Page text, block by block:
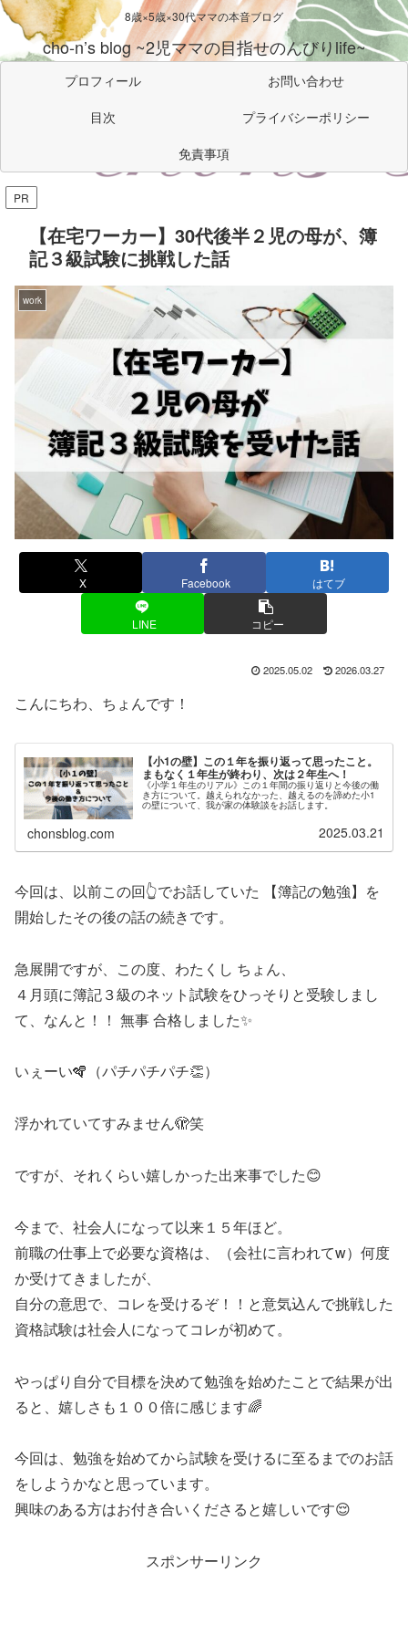
8歳×5歳×30代ママの本音ブログ
cho-n’s blog ~2児ママの目指せのんびりlife~
プロフィール
お問い合わせ
目次
プライバシーポリシー
免責事項
PR
【在宅ワーカー】30代後半２児の母が、簿
記３級試験に挑戦した話
work
X Facebook はてブ
LINE コピー
2025.05.02 2026.03.27
こんにちわ、ちょんです！
【小1の壁】この１年を振り返って思ったこと。
まもなく１年生が終わり、次は２年生へ！
《小学１年生のリアル》この１年間の振り返りと今後の働
き方について。越えられなかった、越えるのを諦めた小1
の壁について、我が家の体験談をお話します。
chonsblog.com 2025.03.21
今回は、以前この回👆でお話していた 【簿記の勉強】を
開始したその後の話の続きです。
急展開ですが、この度、わたくし ちょん、
４月頭に簿記３級のネット試験をひっそりと受験しまし
て、なんと！！ 無事 合格しました✨
いぇーい🪇（パチパチパチ👏）
浮かれていてすみません🫣笑
ですが、それくらい嬉しかった出来事でした😊
今まで、社会人になって以来１５年ほど。
前職の仕事上で必要な資格は、（会社に言われてw）何度
か受けてきましたが、
自分の意思で、コレを受けるぞ！！と意気込んで挑戦した
資格試験は社会人になってコレが初めて。
やっぱり自分で目標を決めて勉強を始めたことで結果が出
ると、嬉しさも１００倍に感じます🌈
今回は、勉強を始めてから試験を受けるに至るまでのお話
をしようかなと思っています。
興味のある方はお付き合いくださると嬉しいです😌
スポンサーリンク